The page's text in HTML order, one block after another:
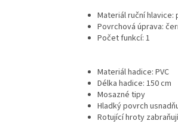
Materiál ruční hlavice:
Povrchová úprava:
Počet funkcí: 1
Materiál hadice: PVC
Délka hadice: 150 cm
Mosazné tipy
Hladký povrch
Rotující hroty